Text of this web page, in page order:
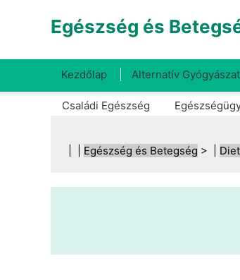
Egészség és
Kezdőlap Alternatív Gyógyászat
Családi Egészség
Egészség és Betegség > |